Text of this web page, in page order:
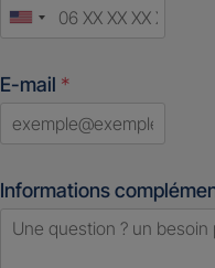
United
E-mail *
Informations